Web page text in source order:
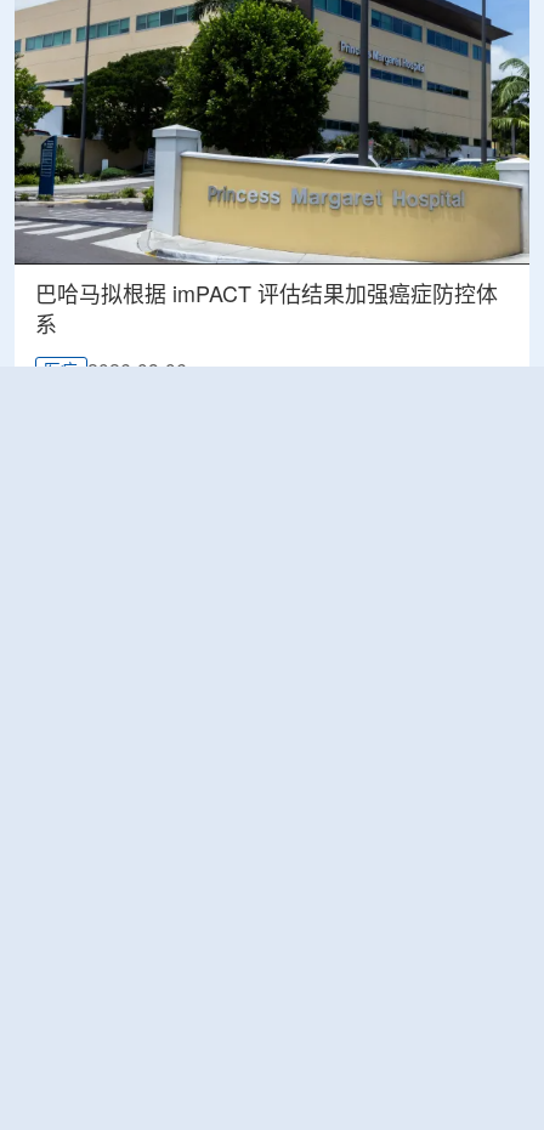
巴哈马拟根据 imPACT 评估结果加强癌症防控体
系
医疗 2026-08-06